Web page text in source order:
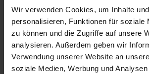
Wir verwenden Cookies, um Inhalte
personalisieren, Funktionen für soziale
zu können und die Zugriffe auf unsere
analysieren. Außerdem geben wir
Verwendung unserer Website an
soziale Medien, Werbung und
Die Untersuchung beschreibt
vergleichender Methode die
klassischen
Kontext der drei aufeinander
industriellen Revolutionen.